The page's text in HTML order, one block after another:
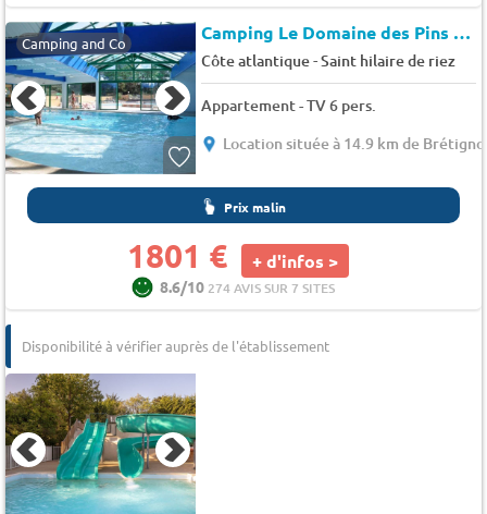
Camping and Co Camping Le Domaine des Pins
Côte atlantique-Saint hilaire de riez
Appartement - TV 6 pers.
Location située à 14.9 km de
Prix malin
1801 € + d'infos >
8.6/10 274 AVIS SUR 7 SITES
Disponibilité à vérifier auprès de l'établissement